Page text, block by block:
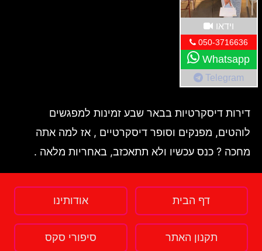
וידאו
050-3716636
Whatsapp
Telegram
דירות דיסקרטיות בבאר שבע זמינות למפגשים
לוהטים, מפנקים וסופר דיסקרטיים , אז למה אתה
מחכה ? כנס עכשיו ולא תתאכזב, באחריות מלאה .
דף הבית אודותינו
תקנון האתר סיפורי סקס